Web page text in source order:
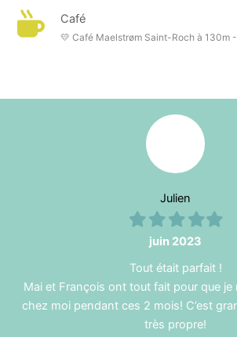
Café
💛 Café Maelstrøm Saint-Roch à 130m
Julien
FilledFilledFilledFilledFilled
juin 2023
Tout était parfait !
Mai et François ont tout fait pour que je
chez moi pendant ces 2 mois! C’est
très propre!